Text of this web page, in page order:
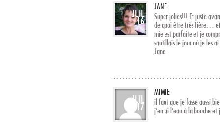
JUIL
16
JANE
Super jolies!!! Et juste
de quoi être très fière… et
mie est parfaite et je
sautillais le jour où je les ai
Jane
JUIL
17
MIMIE
il faut que je fasse aussi
j’en ai l’eau à la bouche